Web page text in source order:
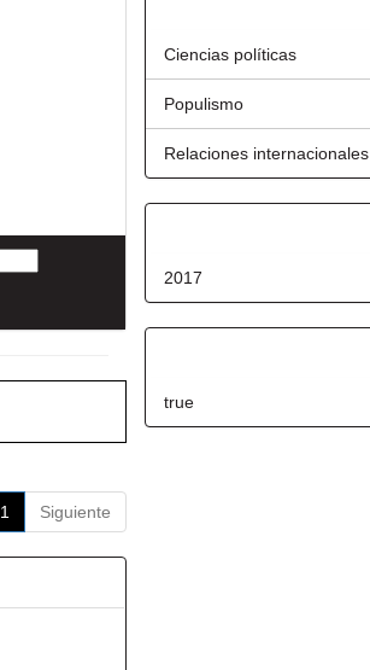
1 Siguiente
Ciencias políticas
Populismo
Relaciones internacionales
2017
true